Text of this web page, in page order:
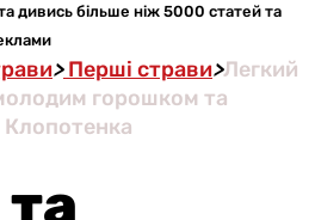
дивись більше ніж 5000 статей та
>Перші страви>Легкий
горошком та
Клопотенка